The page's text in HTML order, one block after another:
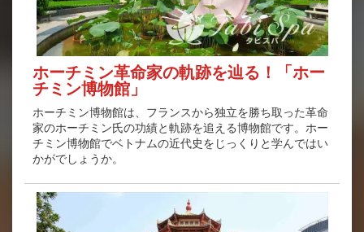
ホーチミン革命家の軌跡を辿る！「ホー
チミン博物館」
ホーチミン博物館は、フランスから独立を勝ち取った革命
家のホーチミン氏の功績と軌跡を追える博物館です。ホー
チミン博物館でベトナムの近代史をじっくりと学んではい
かがでしょうか。